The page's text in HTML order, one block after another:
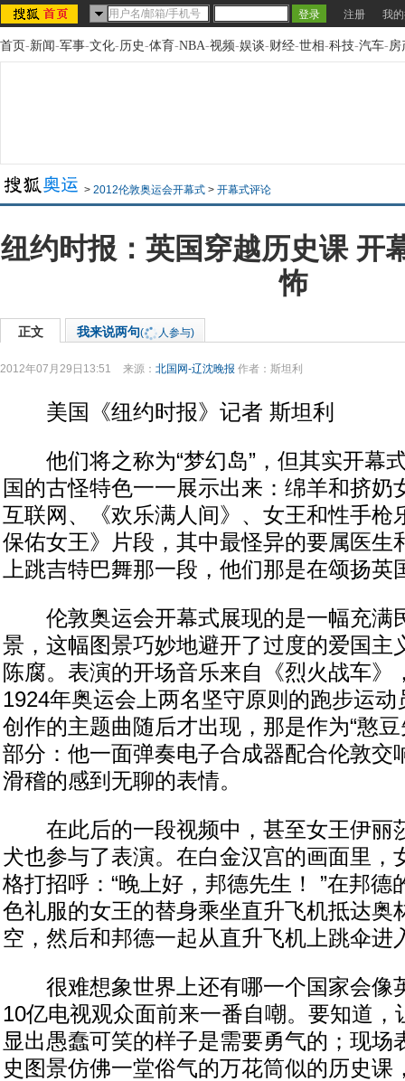
注册 我
首页-新闻-军事-文化-历史-体育-NBA-视频-娱谈-财经-世相-科技-汽车-房
> 2012伦敦奥运会开幕式 > 开幕式评论
纽约时报：英国穿越历史课 开
怖
正文 我来说两句( 人参与)
2012年07月29日13:51 来源： 北国网-辽沈晚报 作者：斯坦利
美国《纽约时报》记者 斯坦利
他们将之称为“梦幻岛”，但其实开幕
国的古怪特色一一展示出来：绵羊和挤奶
互联网、《欢乐满人间》、女王和性手枪
保佑女王》片段，其中最怪异的要属医生
上跳吉特巴舞那一段，他们那是在颂扬英
伦敦奥运会开幕式展现的是一幅充满
景，这幅图景巧妙地避开了过度的爱国主
陈腐。表演的开场音乐来自《烈火战车》
1924年奥运会上两名坚守原则的跑步运动
创作的主题曲随后才出现，那是作为“憨
部分：他一面弹奏电子合成器配合伦敦交
滑稽的感到无聊的表情。
在此后的一段视频中，甚至女王伊丽
犬也参与了表演。在白金汉宫的画面里，
格打招呼：“晚上好，邦德先生！ ”在邦德
色礼服的女王的替身乘坐直升飞机抵达奥
空，然后和邦德一起从直升飞机上跳伞进
很难想象世界上还有哪一个国家会像
10亿电视观众面前来一番自嘲。要知道，
显出愚蠢可笑的样子是需要勇气的；现场
史图景仿佛一堂俗气的万花筒似的历史课